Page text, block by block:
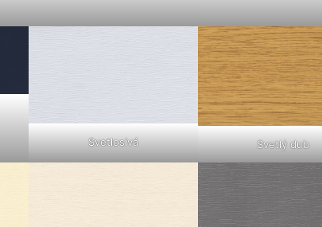
Svetlosivá
Svetlý dub